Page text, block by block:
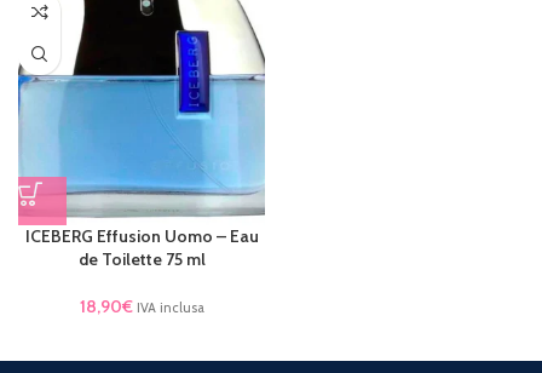
ICEBERG Effusion Uomo – Eau
de Toilette 75 ml
18,90€ IVA inclusa